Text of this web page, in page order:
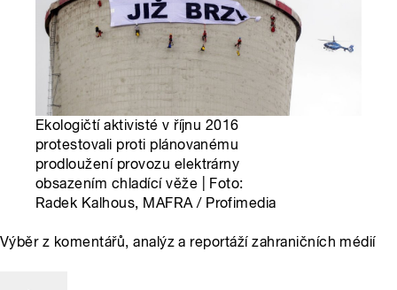
Ekologičtí aktivisté v říjnu 2016
protestovali proti plánovanému
prodloužení provozu elektrárny
obsazením chladící věže | Foto:
Radek Kalhous, MAFRA / Profimedia
Výběr z komentářů, analýz a reportáží zahraničních médií